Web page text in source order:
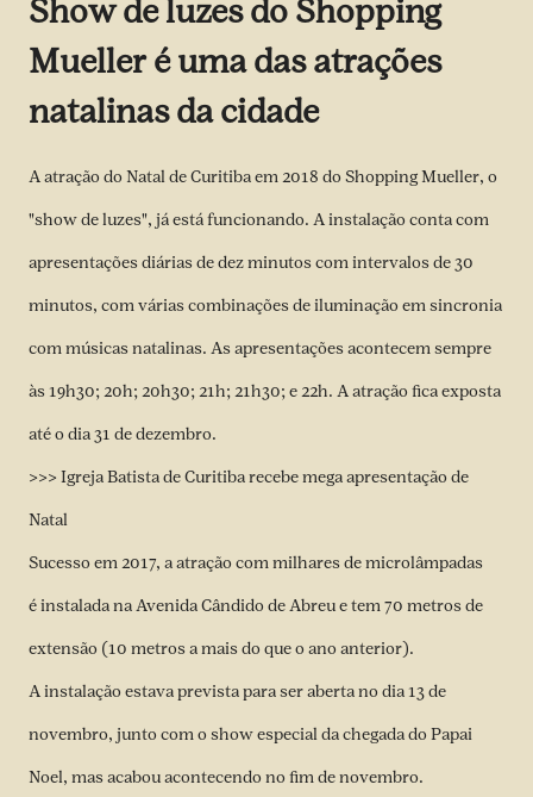
Show de luzes do Shopping
Mueller é uma das atrações
natalinas da cidade
A atração do Natal de Curitiba em 2018 do Shopping Mueller, o
"show de luzes", já está funcionando. A instalação conta com
apresentações diárias de dez minutos com intervalos de 30
minutos, com várias combinações de iluminação em sincronia
com músicas natalinas. As apresentações acontecem sempre
às 19h30; 20h; 20h30; 21h; 21h30; e 22h. A atração fica exposta
até o dia 31 de dezembro.
>>> Igreja Batista de Curitiba recebe mega apresentação de
Natal
Sucesso em 2017, a atração com milhares de microlâmpadas
é instalada na Avenida Cândido de Abreu e tem 70 metros de
extensão (10 metros a mais do que o ano anterior).
A instalação estava prevista para ser aberta no dia 13 de
novembro, junto com o show especial da chegada do Papai
Noel, mas acabou acontecendo no fim de novembro.